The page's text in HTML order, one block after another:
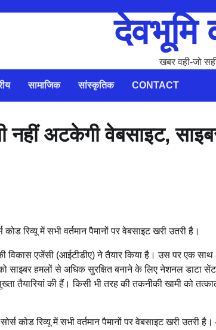
देवभूमि
खबर वही-जो
सामाजिक सांस्कृतिक CONTACT
अटकेगी वेबसाइट,
रिव्यू में सभी वर्तमान पैमानों पर वेबसाइट खरी उतरी है।
विकास एजेंसी (आईटीडीए) ने तैयार किया है। उस पर एक
साइबर हमलों से अधिक सुरक्षित बनाने के लिए नेशनल डाटा
तैयारियां की हैं। किसी भी तरह की तकनीकी खामी को
कोड रिव्यू में सभी वर्तमान पैमानों पर वेबसाइट खरी उतरी